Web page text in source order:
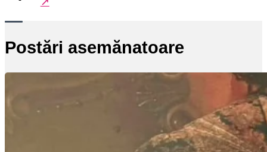
Postări asemănatoare